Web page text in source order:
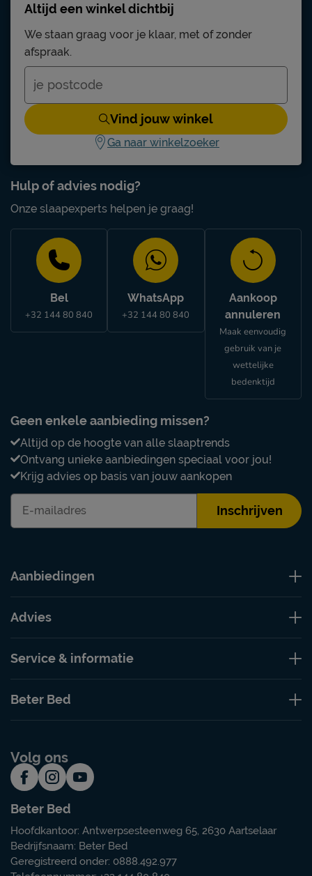
Hulp of advies nodig?
Onze slaapexperts helpen je graag!
Bel
+32 144 80 840
WhatsApp
+32 144 80 840
Aankoop
annuleren
Maak eenvoudig
gebruik van je
wettelijke
bedenktijd
Geen enkele aanbieding missen?
Altijd op de hoogte van alle slaaptrends
Ontvang unieke aanbiedingen speciaal voor jou!
Krijg advies op basis van jouw aankopen
Inschrijven
Altijd een winkel dichtbij
We staan graag voor je klaar, met of zonder
afspraak.
Vind jouw winkel
Ga naar winkelzoeker
Aanbiedingen
Advies
Service & informatie
Beter Bed
Volg ons
Beter Bed
Hoofdkantoor: Antwerpsesteenweg 65, 2630 Aartselaar
Bedrijfsnaam: Beter Bed
Geregistreerd onder: 0888.492.977